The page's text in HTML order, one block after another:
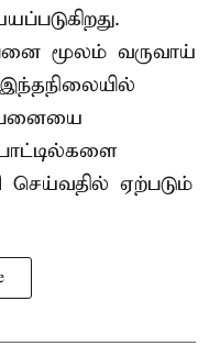
மூலம் வருவாய்
இந்தநிலையில்
செய்வதில் ஏற்படும்